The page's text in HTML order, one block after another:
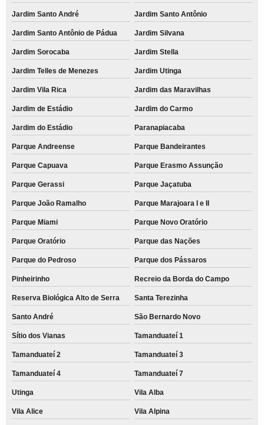
Jardim Santo André Jardim Santo Antônio
Jardim Santo Antônio de Pádua Jardim Silvana
Jardim Sorocaba Jardim Stella
Jardim Telles de Menezes Jardim Utinga
Jardim Vila Rica Jardim das Maravilhas
Jardim de Estádio Jardim do Carmo
Jardim do Estádio Paranapiacaba
Parque Andreense Parque Bandeirantes
Parque Capuava Parque Erasmo Assunção
Parque Gerassi Parque Jaçatuba
Parque João Ramalho Parque Marajoara I e II
Parque Miami Parque Novo Oratório
Parque Oratório Parque das Nações
Parque do Pedroso Parque dos Pássaros
Pinheirinho Recreio da Borda do Campo
Reserva Biológica Alto de Serra Santa Terezinha
Santo André São Bernardo Novo
Sítio dos Vianas Tamanduateí 1
Tamanduateí 2 Tamanduateí 3
Tamanduateí 4 Tamanduateí 7
Utinga Vila Alba
Vila Alice Vila Alpina